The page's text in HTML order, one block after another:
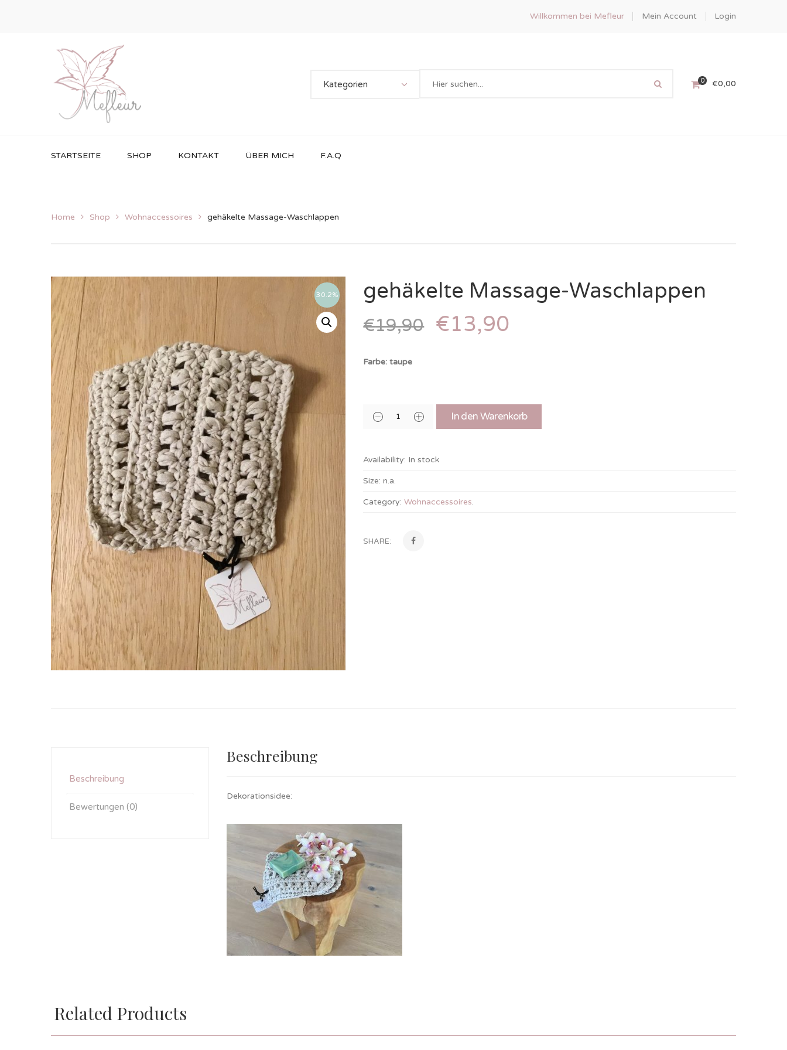
Willkommen bei Mefleur Mein Account Login
Kategorien 0 €0,00
STARTSEITE SHOP KONTAKT ÜBER MICH F.A.Q
Home Shop Wohnaccessoires gehäkelte Massage-Waschlappen
30.2% gehäkelte Massage-Waschlappen
€19,90 €13,90
Farbe: taupe
In den Warenkorb
Availability: In stock
Size: n.a.
Category: Wohnaccessoires.
SHARE:
Beschreibung
Bewertungen (0)
Beschreibung
Dekorationsidee:
Related Products